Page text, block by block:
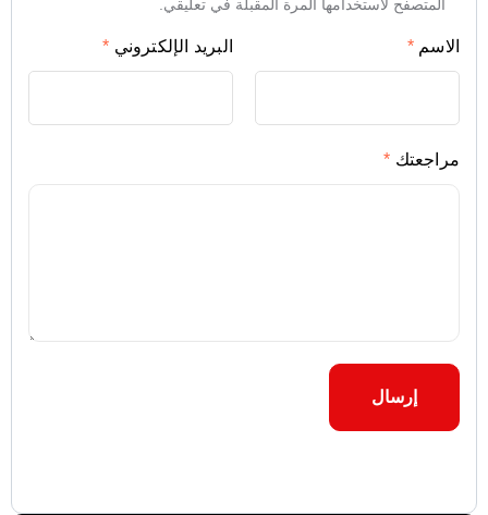
مراجعتك *
الاسم * البريد الإلكتروني *
المتصفح لاستخدامها المرة المقبلة في تعليقي.